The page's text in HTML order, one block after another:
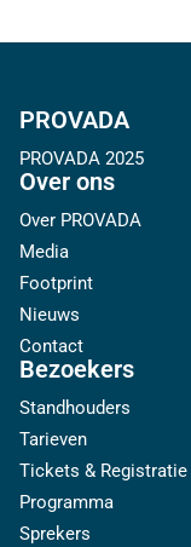
PROVADA
PROVADA 2025
Over ons
Over PROVADA
Media
Footprint
Nieuws
Contact
Bezoekers
Standhouders
Tarieven
Tickets & Registratie
Programma
Sprekers